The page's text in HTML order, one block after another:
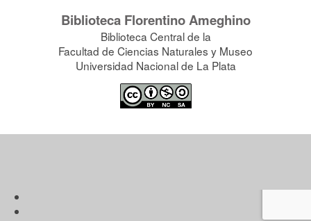
Biblioteca Florentino Ameghino
Biblioteca Central de la
Facultad de Ciencias Naturales y Museo
Universidad Nacional de La Plata